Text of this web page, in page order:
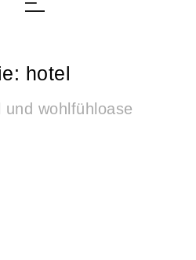
hotel
und wohlfühloase